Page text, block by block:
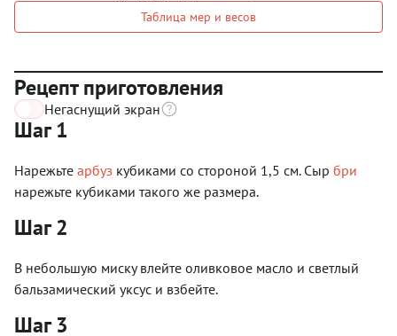
Таблица мер и весов
Рецепт приготовления
Негаснущий экран
Шаг 1
Нарежьте арбуз кубиками со стороной 1,5 см. Сыр бри
нарежьте кубиками такого же размера.
Шаг 2
В небольшую миску влейте оливковое масло и светлый
бальзамический уксус и взбейте.
Шаг 3